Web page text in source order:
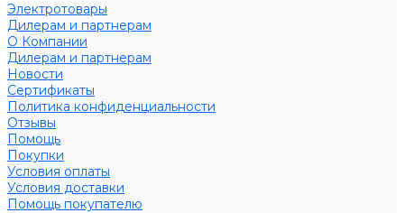
Электротовары
Дилерам и партнерам
О Компании
Дилерам и партнерам
Новости
Сертификаты
Политика конфиденциальности
Отзывы
Помощь
Покупки
Условия оплаты
Условия доставки
Помощь покупателю